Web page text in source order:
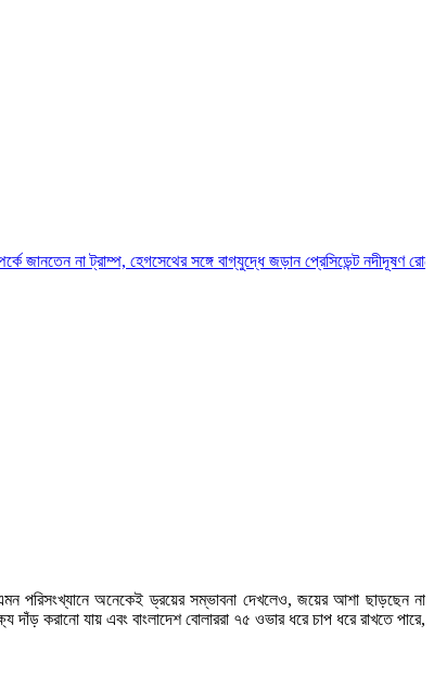
হেগসেথের সঙ্গে বাগ্‌যুদ্ধে জড়ান প্রেসিডেন্টনদীদূষণ রোধে সমন্বিত
পরিসংখ্যানে অনেকেই ড্রয়ের সম্ভাবনা দেখলেও, জয়ের আশা ছাড়ছেন না
করানো যায় এবং বাংলাদেশ বোলাররা ৭৫ ওভার ধরে চাপ ধরে রাখতে পারে,